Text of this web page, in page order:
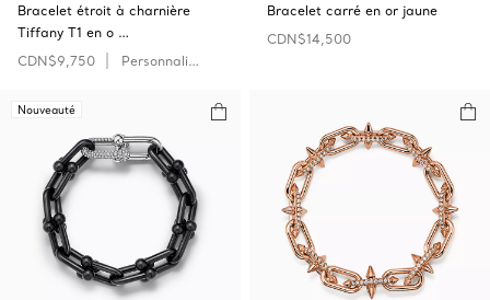
Bracelet étroit à charnière
Tiffany T1 en o …
CDN$9,750
Personnaliser
Bracelet carré en or jaune
CDN$14,500
Nouveauté